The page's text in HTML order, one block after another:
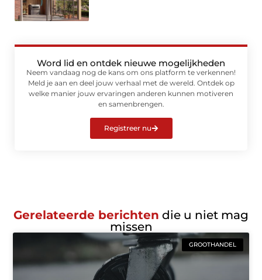
Word lid en ontdek nieuwe mogelijkheden
Neem vandaag nog de kans om ons platform te verkennen!
Meld je aan en deel jouw verhaal met de wereld. Ontdek op
welke manier jouw ervaringen anderen kunnen motiveren
en samenbrengen.
Registreer nu
Gerelateerde berichten die u niet mag
missen
GROOTHANDEL